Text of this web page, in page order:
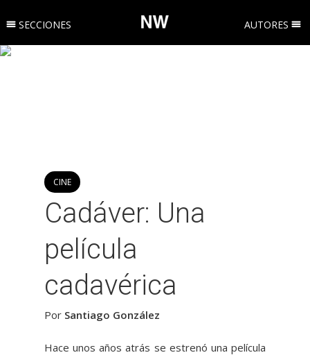
SECCIONES AUTORES
CINE
Cadáver: Una
película
cadavérica
Por Santiago González
Hace unos años atrás se estrenó una película